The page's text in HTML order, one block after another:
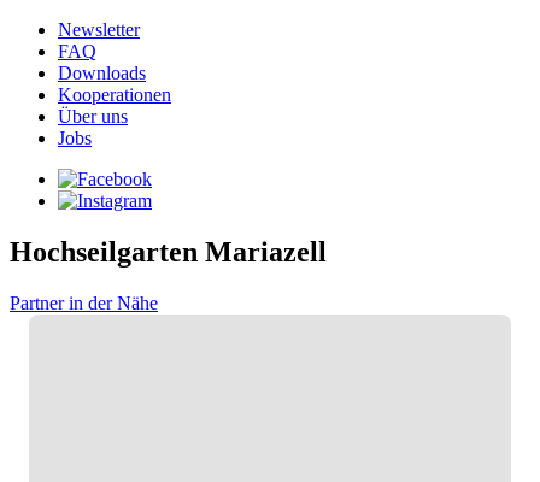
Newsletter
FAQ
Downloads
Kooperationen
Über uns
Jobs
Hochseilgarten Mariazell
Partner in der Nähe